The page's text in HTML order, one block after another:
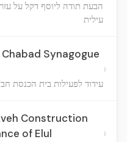
הבעת תודה ליוסף דקל על
עילית
Synagogue
עידוד לפעילות בית הכנסת
›
Construction
of Elul
›